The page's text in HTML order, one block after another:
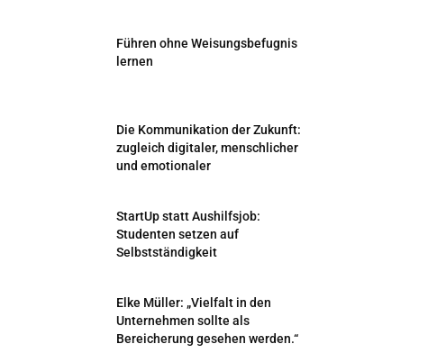
Führen ohne Weisungsbefugnis
lernen
Die Kommunikation der Zukunft:
zugleich digitaler, menschlicher
und emotionaler
StartUp statt Aushilfsjob:
Studenten setzen auf
Selbstständigkeit
Elke Müller: „Vielfalt in den
Unternehmen sollte als
Bereicherung gesehen werden.“